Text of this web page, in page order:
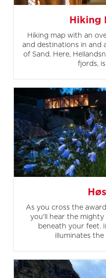
Hiking
Hiking map with an
and destinations in and
of Sand. Here,
fjords,
As you cross the
you'll hear the mighty
beneath your feet.
illuminates the